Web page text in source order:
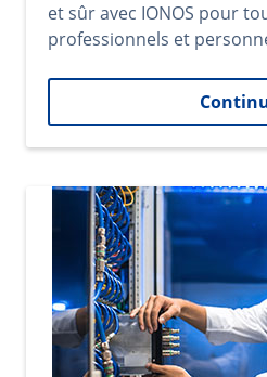
et sûr avec IONOS pour
professionnels et